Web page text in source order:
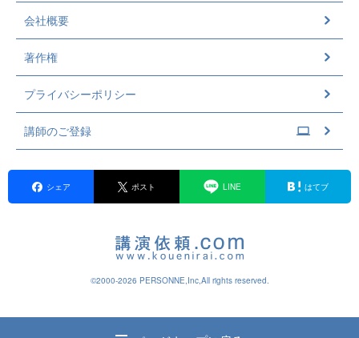
会社概要
著作権
プライバシーポリシー
講師のご登録
シェア ポスト LINE はてブ
©2000-2026 PERSONNE,Inc,All rights reserved.